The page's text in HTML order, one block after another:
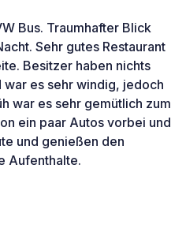
Bus. Traumhafter Blick
Sehr gutes Restaurant
Besitzer haben nichts
es sehr windig, jedoch
war es sehr gemütlich zum
ein paar Autos vorbei und
und genießen den
Aufenthalte.